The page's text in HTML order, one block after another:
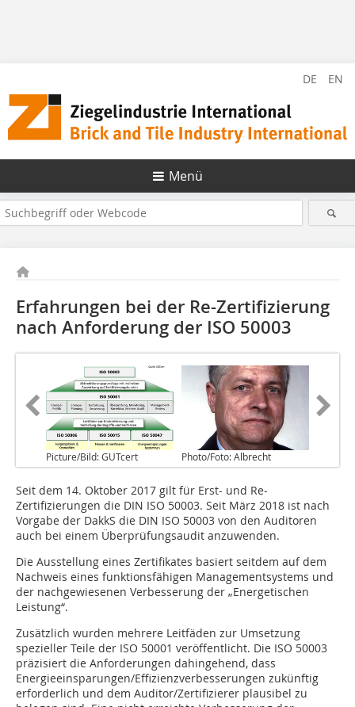
DE EN
Menü
Erfahrungen bei der Re-Zertiﬁzierung
nach Anforderung der ISO 50003
Picture/Bild: GUTcert Photo/Foto: Albrecht
Seit dem 14. Oktober 2017 gilt für Erst- und Re-
Zertifizierungen die DIN ISO 50003. Seit März 2018 ist nach
Vorgabe der DakkS die DIN ISO 50003 von den Auditoren
auch bei einem Überprüfungsaudit anzuwenden.
Die Ausstellung eines Zertifikates basiert seitdem auf dem
Nachweis eines funktionsfähigen Managementsystems und
der nachgewiesenen Verbesserung der „Energetischen
Leistung“.
Zusätzlich wurden mehrere Leitfäden zur Umsetzung
spezieller Teile der ISO 50001 veröffentlicht. Die ISO 50003
präzisiert die Anforderungen dahingehend, dass
Energieeinsparungen/Effizienzverbesserungen zukünftig
erforderlich und dem Auditor/Zertifizierer plausibel zu